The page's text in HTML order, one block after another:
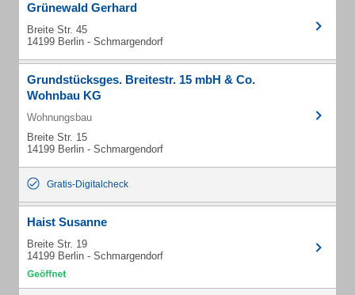
Grünewald Gerhard
Breite Str. 45
14199 Berlin - Schmargendorf
Grundstücksges. Breitestr. 15 mbH & Co.
Wohnbau KG
Wohnungsbau
Breite Str. 15
14199 Berlin - Schmargendorf
Gratis-Digitalcheck
Haist Susanne
Breite Str. 19
14199 Berlin - Schmargendorf